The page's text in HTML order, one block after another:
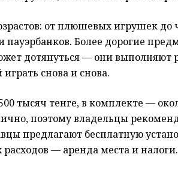
от плюшевых игрушек до
Более дорогие
дотянуться — они выполняют
снова и снова.
тысяч тенге, в комплекте —
поэтому владельцы
предлагают бесплатную
— аренда места и налоги.